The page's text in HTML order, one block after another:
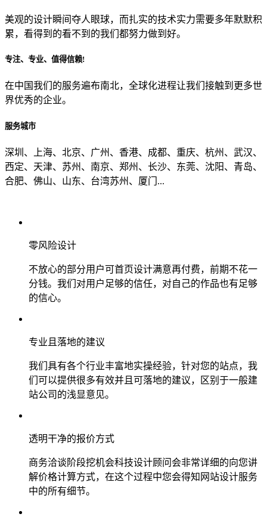
目前主要的营销渠道是？
美观的设计瞬间夺人眼球，而扎实的技术实力需要多年默默积
累，看得到的看不到的我们都努力做到好。
专注、专业、值得信赖!
在中国我们的服务遍布南北，全球化进程让我们接触到更多世
界优秀的企业。
服务城市
深圳、上海、北京、广州、香港、成都、重庆、杭州、武汉、
西定、天津、苏州、南京、郑州、长沙、东莞、沈阳、青岛、
合肥、佛山、山东、台湾苏州、厦门...
零风险设计
不放心的部分用户可首页设计满意再付费，前期不花一
分钱。我们对用户足够的信任，对自己的作品也有足够
的信心。
专业且落地的建议
我们具有各个行业丰富地实操经验，针对您的站点，我
们可以提供很多有效并且可落地的建议，区别于一般建
站公司的浅显意见。
透明干净的报价方式
商务洽谈阶段挖机会科技设计顾问会非常详细的向您讲
解价格计算方式，在这个过程中您会得知网站设计服务
中的所有细节。